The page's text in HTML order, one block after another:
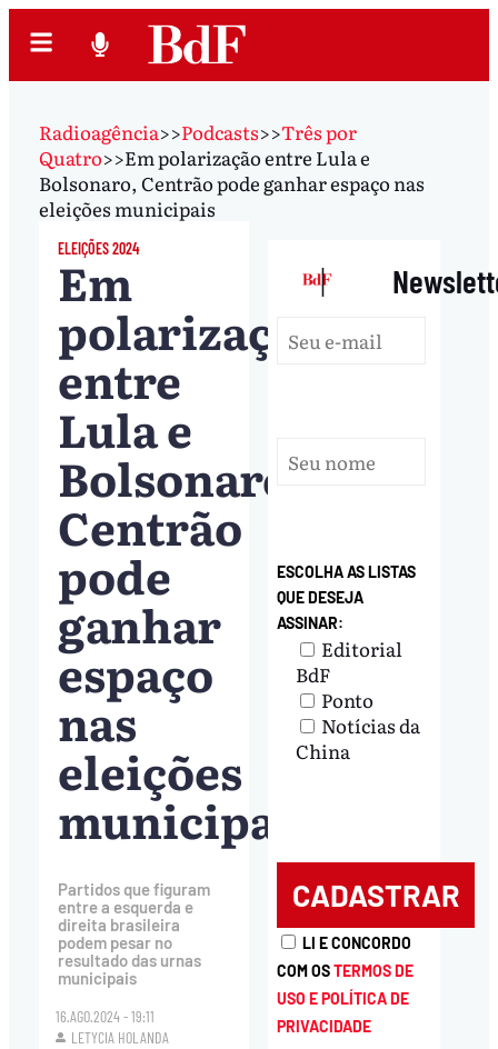
Radioagência>>Podcasts>>Três por
Quatro>>Em polarização entre Lula e
Bolsonaro, Centrão pode ganhar espaço nas
eleições municipais
ELEIÇÕES 2024
Em
polarização
entre
Lula e
Bolsonaro,
Centrão
pode
ganhar
espaço
nas
eleições
municipais
Partidos que figuram
entre a esquerda e
direita brasileira
podem pesar no
resultado das urnas
municipais
16.AGO.2024 - 19:11
LETYCIA HOLANDA
|
ESCOLHA AS LISTAS
QUE DESEJA
ASSINAR:
Editorial
BdF
Ponto
Notícias da
China
LI E CONCORDO
COM OSTERMOS DE
USO E POLÍTICA DE
PRIVACIDADE